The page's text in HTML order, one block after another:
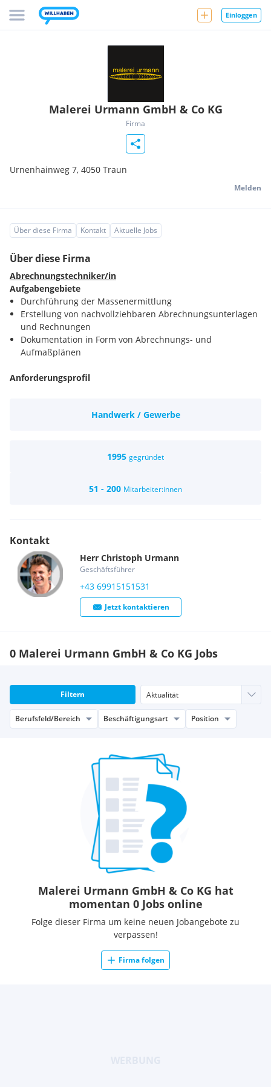
Einloggen
Malerei Urmann GmbH & Co KG
Firma
Urnenhainweg 7, 4050 Traun
Melden
Über diese Firma Kontakt Aktuelle Jobs
Über diese Firma
Abrechnungstechniker/in
Aufgabengebiete
Durchführung der Massenermittlung
Erstellung von nachvollziehbaren Abrechnungsunterlagen
und Rechnungen
Dokumentation in Form von Abrechnungs- und
Aufmaßplänen
Anforderungsprofil
Selbstständigkeit, Lösungsorientierung und
Gute EDV-Anwenderkenntnisse (MS Office)
Das Mindestentgelt für die Stelle als
Handwerk / Gewerbe
1995 gegründet
51 - 200 Mitarbeiter:innen
Kontakt
Herr Christoph Urmann
Geschäftsführer
+43 69915151531
Jetzt kontaktieren
0 Malerei Urmann GmbH & Co KG Jobs
Filtern
Berufsfeld/Bereich Beschäftigungsart Position
Malerei Urmann GmbH & Co KG hat
momentan 0 Jobs online
Folge dieser Firma um keine neuen Jobangebote zu
verpassen!
Firma folgen